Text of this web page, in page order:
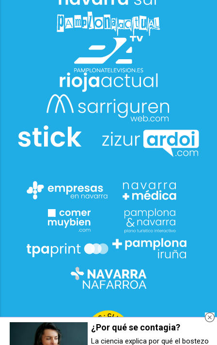
¿Por qué se contagia?
La ciencia explica por qué el bostezo